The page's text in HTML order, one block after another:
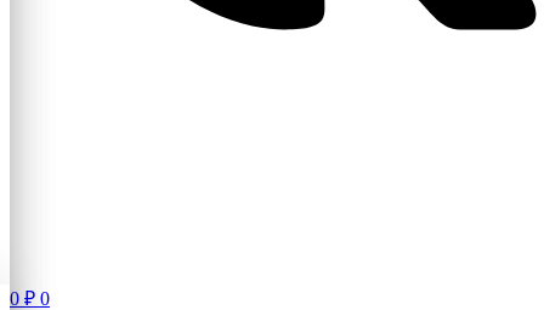
0 ₽ 0